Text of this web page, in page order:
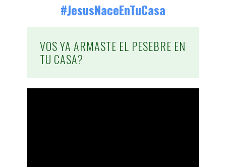
#JesusNaceEnTuCasa
VOS YA ARMASTE EL PESEBRE EN
TU CASA?